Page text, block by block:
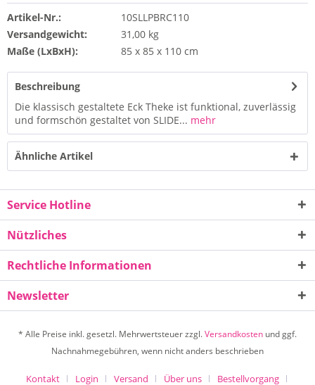
Artikel-Nr.:
10SLLPBRC110
Versandgewicht:
31,00 kg
Maße (LxBxH):
85 x 85 x 110 cm
Beschreibung
Die klassisch gestaltete Eck Theke ist funktional, zuverlässig
und formschön gestaltet von SLIDE... mehr
Ähnliche Artikel
Service Hotline
Nützliches
Rechtliche Informationen
Newsletter
* Alle Preise inkl. gesetzl. Mehrwertsteuer zzgl.Versandkosten und ggf.
Nachnahmegebühren, wenn nicht anders beschrieben
Kontakt Login Versand Über uns Bestellvorgang